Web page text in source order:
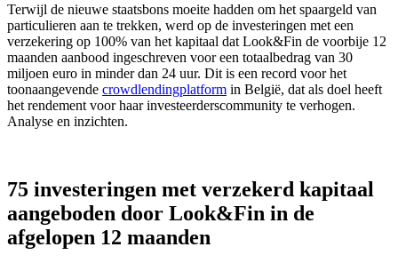
Terwijl de nieuwe staatsbons moeite hadden om het spaargeld van
particulieren aan te trekken, werd op de investeringen met een
verzekering op 100% van het kapitaal dat Look&Fin de voorbije 12
maanden aanbood ingeschreven voor een totaalbedrag van 30
miljoen euro in minder dan 24 uur. Dit is een record voor het
toonaangevende crowdlendingplatform in België, dat als doel heeft
het rendement voor haar investeerderscommunity te verhogen.
Analyse en inzichten.
75 investeringen met verzekerd kapitaal
aangeboden door Look&Fin in de
afgelopen 12 maanden